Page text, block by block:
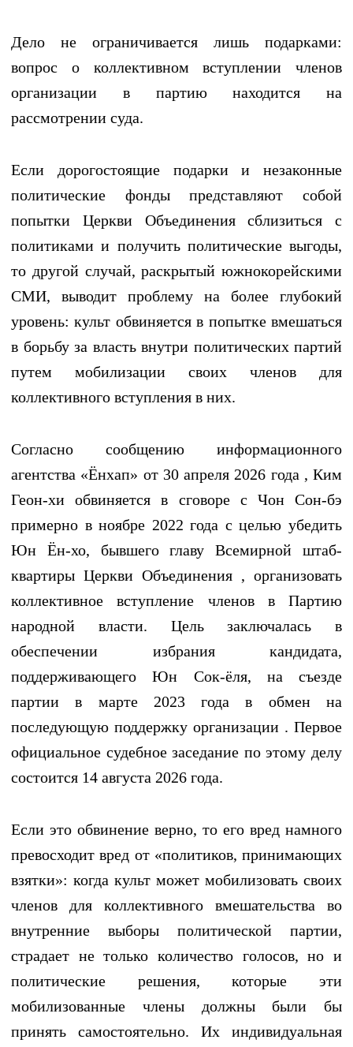
Дело не ограничивается лишь подарками:
вопрос о коллективном вступлении членов
организации в партию находится на
рассмотрении суда.
Если дорогостоящие подарки и незаконные
политические фонды представляют собой
попытки Церкви Объединения сблизиться с
политиками и получить политические выгоды,
то другой случай, раскрытый южнокорейскими
СМИ, выводит проблему на более глубокий
уровень: культ обвиняется в попытке вмешаться
в борьбу за власть внутри политических партий
путем мобилизации своих членов для
коллективного вступления в них.
Согласно сообщению информационного
агентства «Ёнхап» от 30 апреля 2026 года , Ким
Геон-хи обвиняется в сговоре с Чон Сон-бэ
примерно в ноябре 2022 года с целью убедить
Юн Ён-хо, бывшего главу Всемирной штаб-
квартиры Церкви Объединения , организовать
коллективное вступление членов в Партию
народной власти. Цель заключалась в
обеспечении избрания кандидата,
поддерживающего Юн Сок-ёля, на съезде
партии в марте 2023 года в обмен на
последующую поддержку организации . Первое
официальное судебное заседание по этому делу
состоится 14 августа 2026 года.
Если это обвинение верно, то его вред намного
превосходит вред от «политиков, принимающих
взятки»: когда культ может мобилизовать своих
членов для коллективного вмешательства во
внутренние выборы политической партии,
страдает не только количество голосов, но и
политические решения, которые эти
мобилизованные члены должны были бы
принять самостоятельно. Их индивидуальная